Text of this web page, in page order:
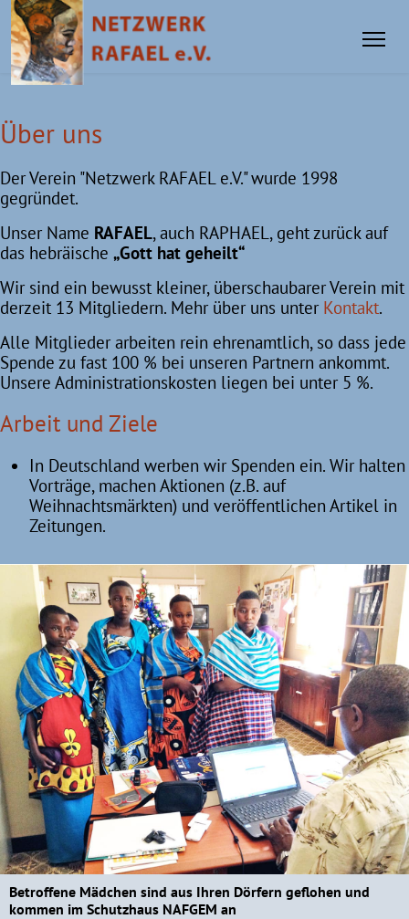
Über uns
Der Verein "Netzwerk RAFAEL e.V." wurde 1998
gegründet.
Unser Name RAFAEL, auch RAPHAEL, geht zurück auf
das hebräische „Gott hat geheilt“
Wir sind ein bewusst kleiner, überschaubarer Verein mit
derzeit 13 Mitgliedern. Mehr über uns unter Kontakt.
Alle Mitglieder arbeiten rein ehrenamtlich, so dass jede
Spende zu fast 100 % bei unseren Partnern ankommt.
Unsere Administrationskosten liegen bei unter 5 %.
Arbeit und Ziele
In Deutschland werben wir Spenden ein. Wir halten
Vorträge, machen Aktionen (z.B. auf
Weihnachtsmärkten) und veröffentlichen Artikel in
Zeitungen.
Betroffene Mädchen sind aus Ihren Dörfern geflohen und
kommen im Schutzhaus NAFGEM an